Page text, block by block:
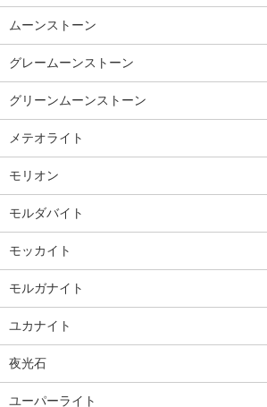
ムーンストーン
グレームーンストーン
グリーンムーンストーン
メテオライト
モリオン
モルダバイト
モッカイト
モルガナイト
ユカナイト
夜光石
ユーパーライト